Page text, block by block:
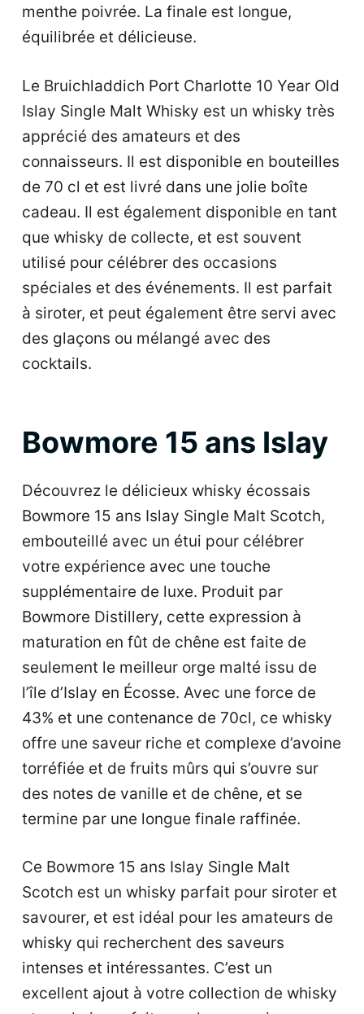
menthe poivrée. La finale est longue,
équilibrée et délicieuse.
Le Bruichladdich Port Charlotte 10 Year Old
Islay Single Malt Whisky est un whisky très
apprécié des amateurs et des
connaisseurs. Il est disponible en bouteilles
de 70 cl et est livré dans une jolie boîte
cadeau. Il est également disponible en tant
que whisky de collecte, et est souvent
utilisé pour célébrer des occasions
spéciales et des événements. Il est parfait
à siroter, et peut également être servi avec
des glaçons ou mélangé avec des
cocktails.
Bowmore 15 ans Islay
Découvrez le délicieux whisky écossais
Bowmore 15 ans Islay Single Malt Scotch,
embouteillé avec un étui pour célébrer
votre expérience avec une touche
supplémentaire de luxe. Produit par
Bowmore Distillery, cette expression à
maturation en fût de chêne est faite de
seulement le meilleur orge malté issu de
l’île d’Islay en Écosse. Avec une force de
43% et une contenance de 70cl, ce whisky
offre une saveur riche et complexe d’avoine
torréfiée et de fruits mûrs qui s’ouvre sur
des notes de vanille et de chêne, et se
termine par une longue finale raffinée.
Ce Bowmore 15 ans Islay Single Malt
Scotch est un whisky parfait pour siroter et
savourer, et est idéal pour les amateurs de
whisky qui recherchent des saveurs
intenses et intéressantes. C’est un
excellent ajout à votre collection de whisky